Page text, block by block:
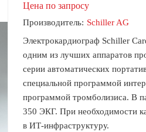
Цена по запросу
Производитель: Schiller AG
Электрокардиограф Schiller
одним из лучших аппаратов
серии автоматических
специальной программой
программой тромболизиса. В
350 ЭКГ. При необходимости
в ИТ-инфраструктуру.